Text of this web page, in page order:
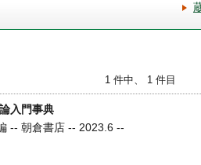
1 件中、 1 件目
入門事典
-- 朝倉書店 -- 2023.6 --